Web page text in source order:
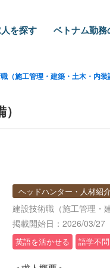
を探す ベトナム勤務
（施工管理・建築・土木・内装
ヘッドハンター・人材紹
建設技術職（施工管理・
掲載開始日：2026/03/27
英語を活かせる 語学不